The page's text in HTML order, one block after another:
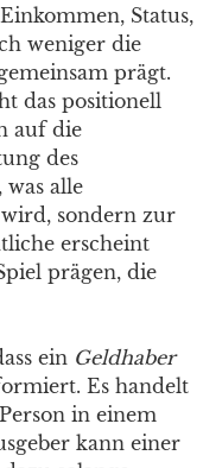
Status,
weniger die
prägt.
das positionell
auf die
des
was alle
sondern zur
erscheint
prägen, die
ein Geldhaber
Es handelt
in einem
kann einer